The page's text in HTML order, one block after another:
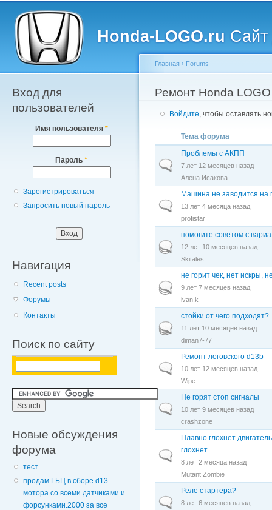
Honda-LOGO.ru Сайт
Главное меню
Вход для
пользователей
Имя пользователя *
Пароль *
Зарегистрироваться
Запросить новый пароль
Навигация
Recent posts
Форумы
Контакты
Поиск по сайту
Новые обсуждения
форума
тест
продам ГБЦ в сборе d13
мотора.со всеми датчиками и
форсунками.2000 за все
Вы здесь
Главная › Forums
Ремонт Honda LOGO
Войдите, чтобы оставлять
Тема форума
Обычная тема
Проблемы с АКПП
7 лет 12 месяцев назад
Алена Исакова
Обычная тема
Машина не заводится на
13 лет 4 месяца назад
profistar
Горячая тема
помогите советом с
12 лет 10 месяцев назад
Skitales
Горячая тема
не горит чек, нет искры,
9 лет 7 месяцев назад
ivan.k
Горячая тема
стойки от чего подходят?
11 лет 10 месяцев назад
diman7-77
Обычная тема
Ремонт логовского d13b
10 лет 12 месяцев назад
Wipe
Обычная тема
Не горят стоп сигналы
10 лет 9 месяцев назад
crashzone
Обычная тема
Плавно глохнет
глохнет.
8 лет 2 месяца назад
Mutant Zombie
Обычная тема
Реле стартера?
8 лет 6 месяцев назад